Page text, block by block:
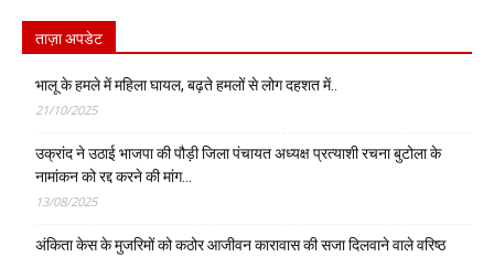
ताज़ा अपडेट
भालू के हमले में महिला घायल, बढ़ते हमलों से लोग दहशत में..
21/10/2025
उक्रांद ने उठाई भाजपा की पौड़ी जिला पंचायत अध्यक्ष प्रत्याशी रचना बुटोला के
नामांकन को रद्द करने की मांग…
13/08/2025
अंकिता केस के मुजरिमों को कठोर आजीवन कारावास की सजा दिलवाने वाले वरिष्ठ